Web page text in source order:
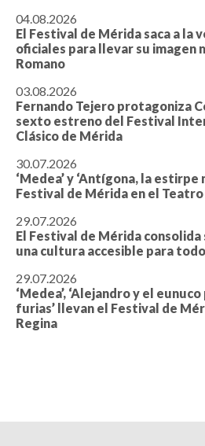
04.08.2026
El Festival de Mérida saca a la
oficiales para llevar su imagen
Romano
03.08.2026
Fernando Tejero protagoniza
sexto estreno del Festival
Clásico de Mérida
30.07.2026
‘Medea’ y ‘Antígona, la estirpe
Festival de Mérida en el
29.07.2026
El Festival de Mérida consolida
una cultura accesible para
29.07.2026
‘Medea’, ‘Alejandro y el eunuco
furias’ llevan el Festival de
Regina